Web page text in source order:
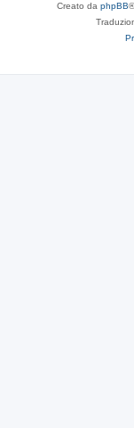
Creato da phpBB